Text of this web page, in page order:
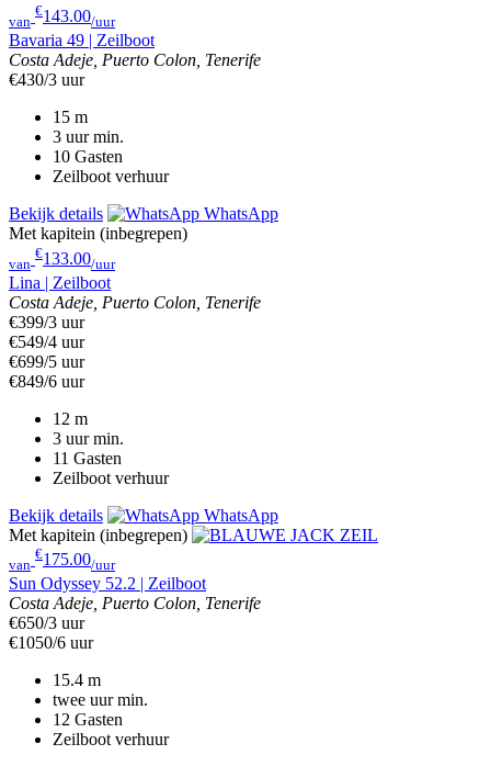
van
€143.00/uur
Bavaria 49 | Zeilboot
Costa Adeje, Puerto Colon, Tenerife
€430/3 uur
15 m
3 uur min.
10 Gasten
Zeilboot verhuur
Bekijk details
WhatsApp
Met kapitein (inbegrepen)
van
€133.00/uur
Lina | Zeilboot
Costa Adeje, Puerto Colon, Tenerife
€399/3 uur
€549/4 uur
€699/5 uur
€849/6 uur
12 m
3 uur min.
11 Gasten
Zeilboot verhuur
Bekijk details
WhatsApp
Met kapitein (inbegrepen)
van
€175.00/uur
Sun Odyssey 52.2 | Zeilboot
Costa Adeje, Puerto Colon, Tenerife
€650/3 uur
€1050/6 uur
15.4 m
twee uur min.
12 Gasten
Zeilboot verhuur